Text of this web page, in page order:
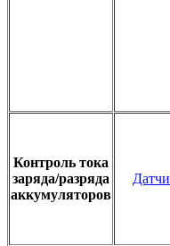
Контроль тока
заряда/разряда
аккумуляторов